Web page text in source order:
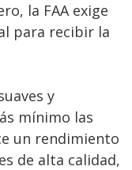
la FAA exige
para recibir la
y
mínimo las
un rendimiento
de alta calidad,